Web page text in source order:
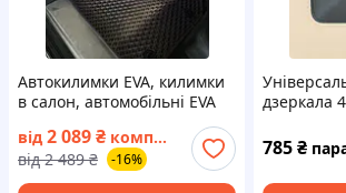
Автокилимки EVA, килимки
в салон, автомобільні EVA
килимки. Килимки в салон
авто практично на будь-яку
модель
від 2 089₴ комплект
від 2 489 ₴ -16%
дзеркала
V8 на
785₴